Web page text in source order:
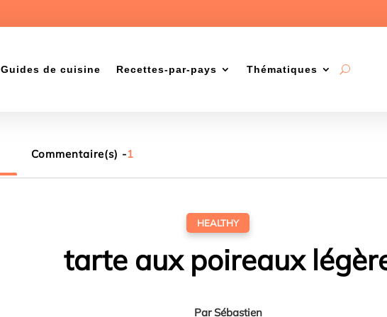
Guides de cuisine Recettes-par-pays Thématiques
Commentaire(s) -1
HEALTHY
tarte aux poireaux
ParSébastien